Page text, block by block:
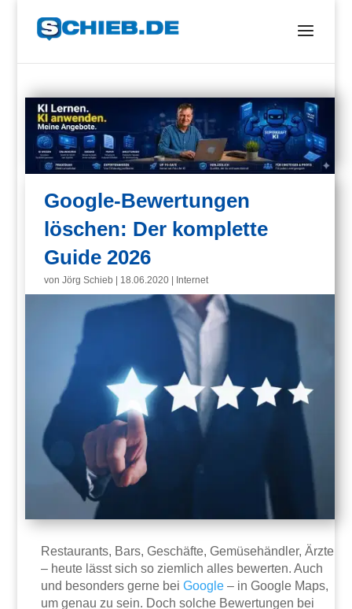
Google-Bewertungen
löschen: Der komplette
Guide 2026
vonJörg Schieb 18.06.2020 Internet
Restaurants, Bars, Geschäfte, Gemüsehändler, Ärzte
– heute lässt sich so ziemlich alles bewerten. Auch
und besonders gerne beiGoogle – in Google Maps,
um genau zu sein. Doch solche Bewertungen bei